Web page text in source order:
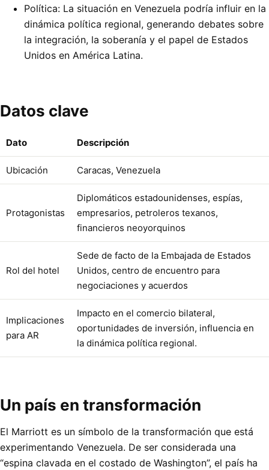
Política: La situación en Venezuela podría influir en la
dinámica política regional, generando debates sobre
la integración, la soberanía y el papel de Estados
Unidos en América Latina.
Datos clave
Dato Descripción
Ubicación Caracas, Venezuela
Protagonistas
Diplomáticos estadounidenses, espías,
empresarios, petroleros texanos,
financieros neoyorquinos
Rol del hotel
Sede de facto de la Embajada de Estados
Unidos, centro de encuentro para
negociaciones y acuerdos
Implicaciones
para AR
Impacto en el comercio bilateral,
oportunidades de inversión, influencia en
la dinámica política regional.
Un país en transformación
El Marriott es un símbolo de la transformación que está
experimentando Venezuela. De ser considerada una
“espina clavada en el costado de Washington”, el país ha